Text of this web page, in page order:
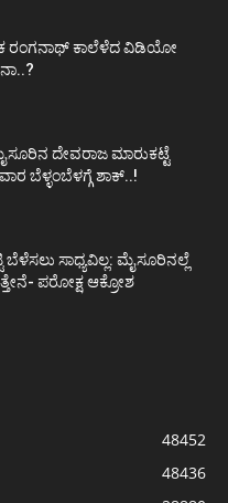
ರಂಗನಾಥ್ ಕಾಲೆಳೆದ ವಿಡಿಯೋ
ದೇವರಾಜ ಮಾರುಕಟ್ಟೆ
ಬೆಳ್ಳಂಬೆಳಗ್ಗೆ ಶಾಕ್..!
ಬೆಳೆಸಲು ಸಾಧ್ಯವಿಲ್ಲ: ಮೈಸೂರಿನಲ್ಲೆ
ಪರೋಕ್ಷ ಆಕ್ರೋಶ
48452
48436